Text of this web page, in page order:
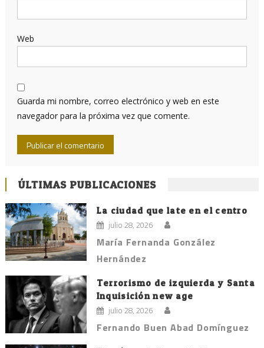
Web
Guarda mi nombre, correo electrónico y web en este
navegador para la próxima vez que comente.
ÚLTIMAS PUBLICACIONES
La ciudad que late en el centro
julio 28, 2026
María Fernanda González
Hernández
Terrorismo de izquierda y Santa
Inquisición new age
julio 28, 2026
Fernando Buen Abad Domínguez